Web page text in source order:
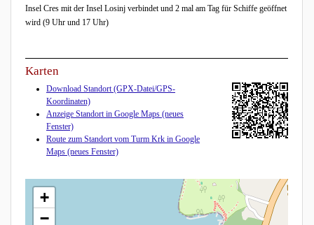
Insel Cres mit der Insel Losinj verbindet und 2 mal am Tag für Schiffe geöffnet
wird (9 Uhr und 17 Uhr)
Karten
Download Standort (GPX-Datei/GPS-
Koordinaten)
Anzeige Standort in Google Maps (neues
Fenster)
Route zum Standort vom Turm Krk in Google
Maps (neues Fenster)
+
−